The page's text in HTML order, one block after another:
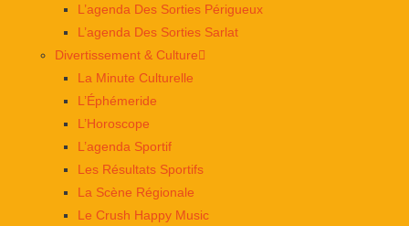
L’agenda Des Sorties Périgueux
L’agenda Des Sorties Sarlat
Divertissement & Culture
La Minute Culturelle
L’Éphémeride
L’Horoscope
L’agenda Sportif
Les Résultats Sportifs
La Scène Régionale
Le Crush Happy Music